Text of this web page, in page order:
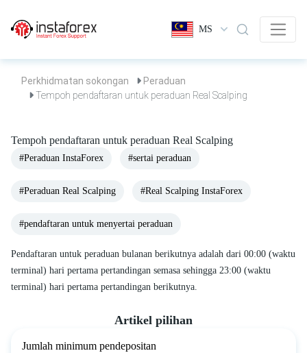
MS
Perkhidmatan sokongan
Peraduan
Tempoh pendaftaran untuk peraduan Real Scalping
Tempoh pendaftaran untuk peraduan Real Scalping
#Peraduan InstaForex #sertai peraduan
#Peraduan Real Scalping #Real Scalping InstaForex
#pendaftaran untuk menyertai peraduan
Pendaftaran untuk peraduan bulanan berikutnya adalah dari 00:00 (waktu
terminal) hari pertama pertandingan semasa sehingga 23:00 (waktu
terminal) hari pertama pertandingan berikutnya.
Artikel pilihan
Jumlah minimum pendepositan